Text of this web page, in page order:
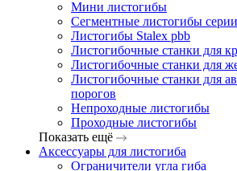
Мини листогибы
Сегментные листогибы
Листогибы Stalex pbb
Листогибочные станки для
Листогибочные станки для
Листогибочные станки для
порогов
Непроходные листогибы
Проходные листогибы
Показать ещё
Аксессуары для листогиба
Ограничители угла гиба